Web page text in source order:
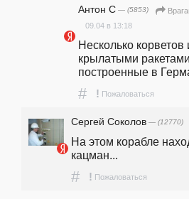
Антон С — (5853)
09.04 в 13:18
Несколько
крылатыми
построенные в
# ! Пожаловаться
Сергей Соколов — (12770)
На этом корабле
кацман...
# ! Пожаловаться